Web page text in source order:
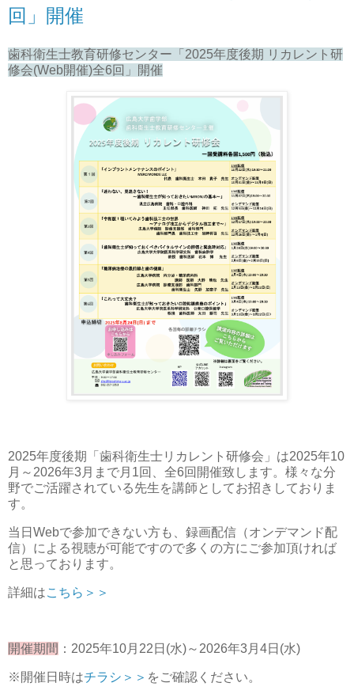
回」開催
歯科衛生士教育研修センター「2025年度後期 リカレント研
修会(Web開催)全6回」開催
2025年度後期「歯科衛生士リカレント研修会」は2025年10
月～2026年3月まで月1回、全6回開催致します。様々な分
野でご活躍されている先生を講師としてお招きしておりま
す。
当日Webで参加できない方も、録画配信（オンデマンド配
信）による視聴が可能ですので多くの方にご参加頂ければ
と思っております。
詳細はこちら＞＞
開催期間 ：2025年10月22日(水)～2026年3月4日(水)
※開催日時はチラシ＞＞ をご確認ください。